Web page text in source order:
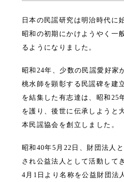
日本の民謡研究は明治時代に
昭和の初期にかけようやく一
るようになりました。
昭和24年、少数の民謡愛好家
桃水師を顕彰する民謡碑を建
を結集した有志達は、昭和25
を護り、後世に伝承しようと
本民謡協会を創立しました。
昭和40年5月22日、財団法人
され公益法人として活動して
4月1日より名称を公益財団法